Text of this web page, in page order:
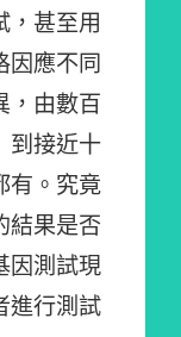
，甚至用
因應不同
，由數百
到接近十
有。究竟
結果是否
因測試現
進行測試